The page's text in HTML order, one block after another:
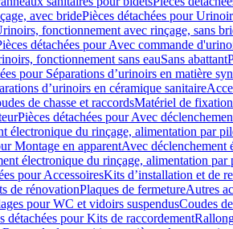
avec bridePièces détachées pour
fonctionnement avec rinçage, sans
détachées pour Avec commande
fonctionnement sans eauSans abattant
pour Séparations d’urinoirs en matière
d’urinoirs en céramique sanitaire
de chasse et raccordsMatériel de fixation
Pièces détachées pour Avec
électronique du rinçage, alimentation par
Montage en apparentAvec déclenchement
électronique du rinçage, alimentation par
pour AccessoiresKits d’installation et de
de rénovationPlaques de fermetureAutres
pour WC et vidoirs suspendusCoudes
détachées pour Kits de raccordement